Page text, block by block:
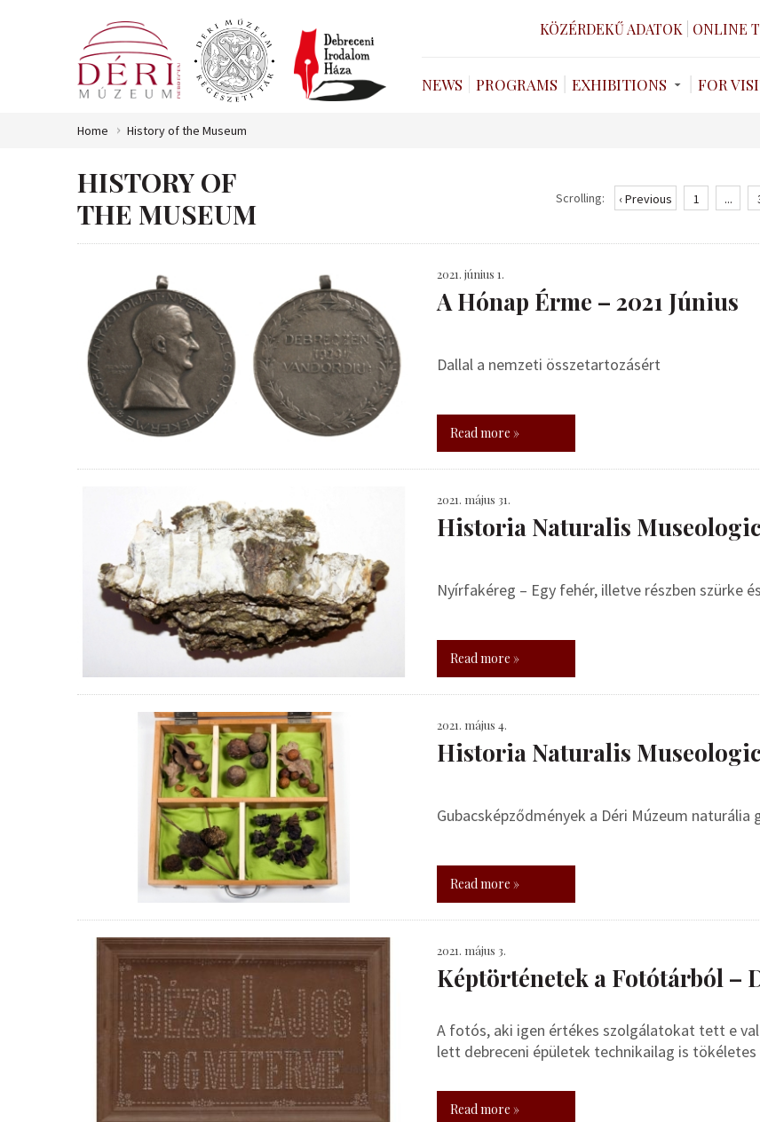
KÖZÉRDEKŰ ADATOK ONLINE
NEWS PROGRAMS EXHIBITIONS FOR
Home History of the Museum
HISTORY OF
THE MUSEUM
Scrolling: ‹ Previous 1 ...
2021. június 1.
A Hónap Érme – 2021 Június
Dallal a nemzeti összetartozásért
Read more »
2021. május 31.
Historia Naturalis
Nyírfakéreg – Egy fehér, illetve részben szürke
Read more »
2021. május 4.
Historia Naturalis
Gubacsképződmények a Déri Múzeum naturália
Read more »
2021. május 3.
Képtörténetek a Fotótárból –
A fotós, aki igen értékes szolgálatokat tett e
lett debreceni épületek technikailag is
Read more »